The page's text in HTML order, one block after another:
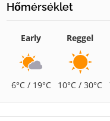
Hőmérséklet
Early
6°C / 19°C
Reggel
10°C / 30°C